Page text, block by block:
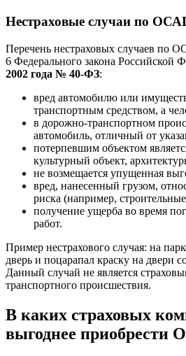
Нестраховые случаи по
Перечень нестраховых случаев по
6 Федерального закона Российской
2002 года № 40-ФЗ:
вред автомобилю или
транспортным средством, а
в дорожно-транспортном
автомобиль, отличный от
потерпевшим объектом
культурный объект,
не возмещается упущенная
вред, нанесенный грузом,
риска (например,
получение ущерба во время
работ.
Пример нестрахового случая: на
дверь и поцарапал краску на двери
Данный случай не является
транспортного происшествия.
В каких страховых
выгоднее приобрести